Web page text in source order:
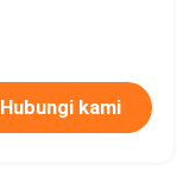
Hubungi kami